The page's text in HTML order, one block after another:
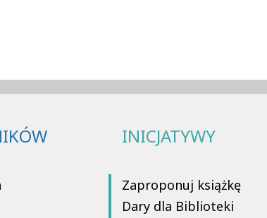
INICJATYWY
Zaproponuj książkę
Dary dla Biblioteki